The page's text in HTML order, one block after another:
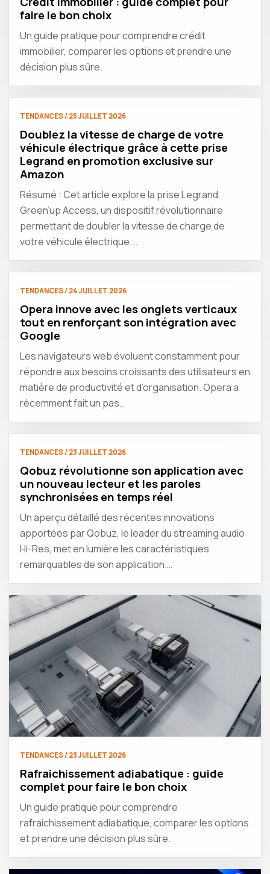
faire le bon choix
Un guide pratique pour comprendre crédit
immobilier, comparer les options et prendre une
décision plus sûre.
TENDANCES / 25 JUILLET 2026
Doublez la vitesse de charge de votre
véhicule électrique grâce à cette prise
Legrand en promotion exclusive sur
Amazon
Résumé : Cet article explore la prise Legrand
Green’up Access, un dispositif révolutionnaire
permettant de doubler la vitesse de charge de
votre véhicule électrique.…
TENDANCES / 24 JUILLET 2026
Opera innove avec les onglets verticaux
tout en renforçant son intégration avec
Google
Les navigateurs web évoluent constamment pour
répondre aux besoins croissants des utilisateurs en
matière de productivité et d’organisation. Opera a
récemment fait un pas…
TENDANCES / 23 JUILLET 2026
Qobuz révolutionne son application avec
un nouveau lecteur et les paroles
synchronisées en temps réel
Un aperçu détaillé des récentes innovations
apportées par Qobuz, le leader du streaming audio
Hi-Res, met en lumière les caractéristiques
remarquables de son application.…
TENDANCES / 23 JUILLET 2026
Rafraichissement adiabatique : guide
complet pour faire le bon choix
Un guide pratique pour comprendre
rafraichissement adiabatique, comparer les options
et prendre une décision plus sûre.